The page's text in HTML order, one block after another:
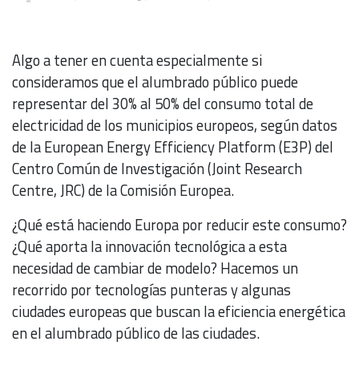
Algo a tener en cuenta especialmente si
consideramos que el alumbrado público puede
representar del 30% al 50% del consumo total de
electricidad de los municipios europeos, según datos
de la European Energy Efficiency Platform (E3P) del
Centro Común de Investigación (Joint Research
Centre, JRC) de la Comisión Europea.
¿Qué está haciendo Europa por reducir este consumo?
¿Qué aporta la innovación tecnológica a esta
necesidad de cambiar de modelo? Hacemos un
recorrido por tecnologías punteras y algunas
ciudades europeas que buscan la eficiencia energética
en el alumbrado público de las ciudades.